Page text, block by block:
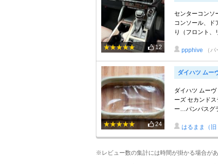
12
センターコンソ
コンソール、ド
り（フロント、
ppphive （
24
ダイハツ ムー
ダイハツ ムー
ーズ セカンド
ー…パンパスグ
はるまま（
※レビュー数の集計には時間が掛かる場合が